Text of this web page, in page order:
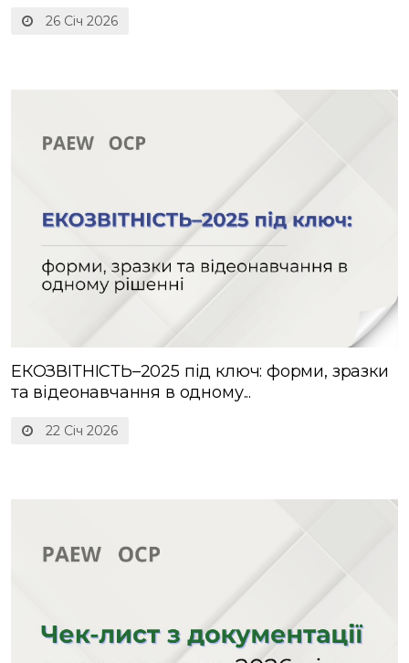
26 Січ 2026
22 Січ 2026
ЕКОЗВІТНІСТЬ–2025 під ключ: форми, зразки
та відеонавчання в одному...